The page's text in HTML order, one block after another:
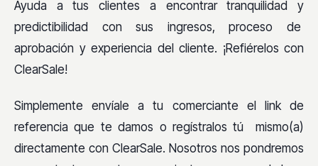
Ayuda a tus clientes a encontrar tranquilidad y
predictibilidad con sus ingresos, proceso de
aprobación y experiencia del cliente. ¡Refiérelos con
ClearSale!
Simplemente envíale a tu comerciante el link de
referencia que te damos o regístralos tú mismo(a)
directamente con ClearSale. Nosotros nos pondremos